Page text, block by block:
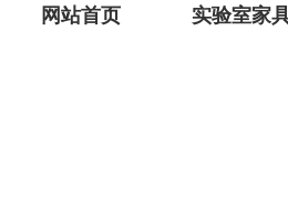
网站首页 实验室家